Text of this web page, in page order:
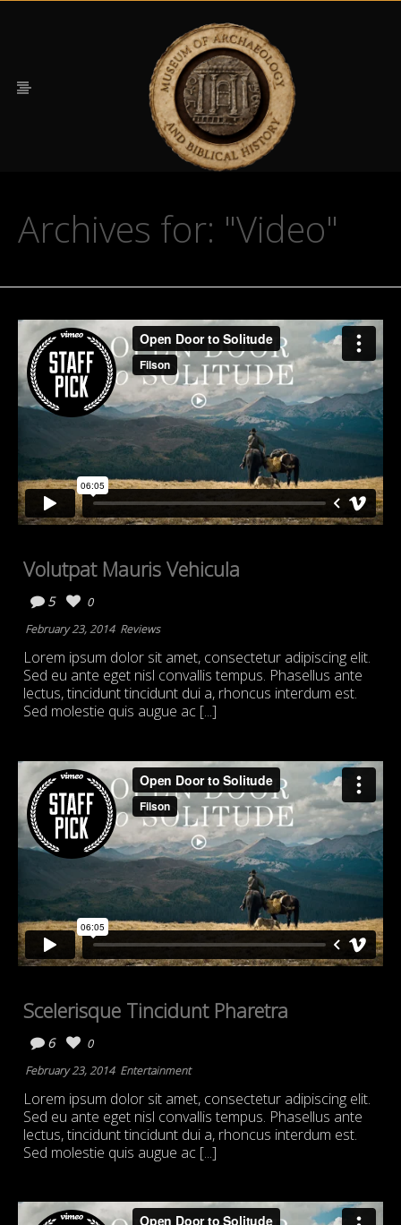
Archives for: "Video"
Volutpat Mauris Vehicula
5
0
February 23, 2014 Reviews
Lorem ipsum dolor sit amet, consectetur adipiscing elit.
Sed eu ante eget nisl convallis tempus. Phasellus ante
lectus, tincidunt tincidunt dui a, rhoncus interdum est.
Sed molestie quis augue ac [...]
Scelerisque Tincidunt Pharetra
6
0
February 23, 2014 Entertainment
Lorem ipsum dolor sit amet, consectetur adipiscing elit.
Sed eu ante eget nisl convallis tempus. Phasellus ante
lectus, tincidunt tincidunt dui a, rhoncus interdum est.
Sed molestie quis augue ac [...]